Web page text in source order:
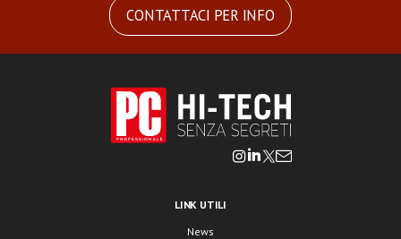
CONTATTACI PER INFO
LINK UTILI
News